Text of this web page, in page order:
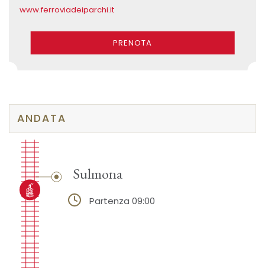
www.ferroviadeiparchi.it
PRENOTA
ANDATA
Sulmona
Partenza 09:00